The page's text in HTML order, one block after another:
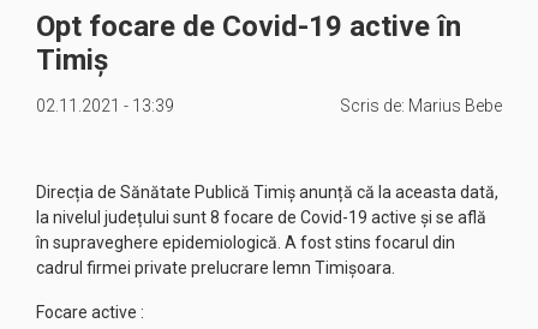
Opt focare de Covid-19 active în
Timiș
02.11.2021 - 13:39 Scris de: Marius Bebe
Direcția de Sănătate Publică Timiș anunță că la aceasta dată,
la nivelul județului sunt 8 focare de Covid-19 active și se află
în supraveghere epidemiologică. A fost stins focarul din
cadrul firmei private prelucrare lemn Timișoara.
Focare active :